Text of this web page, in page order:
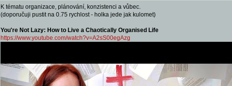
K tématu organizace, plánování, konzistenci a vůbec.
(doporučuji pustit na 0.75 rychlost - holka jede jak kulomet)
You're Not Lazy: How to Live a Chaotically Organised Life
https://www.youtube.com/watch?v=A2sS00egAzg